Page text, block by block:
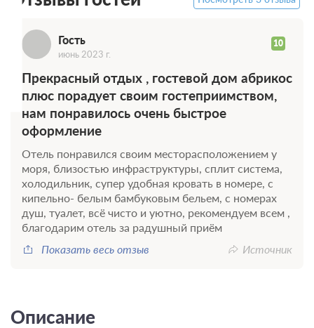
Гость 10
июнь 2023 г.
Прекрасный отдых , гостевой дом абрикос
плюс порадует своим гостеприимством,
нам понравилось очень быстрое
оформление
Отель понравился своим месторасположением у
моря, близостью инфраструктуры, сплит система,
холодильник, супер удобная кровать в номере, с
кипельно- белым бамбуковым бельем, с номерах
душ, туалет, всё чисто и уютно, рекомендуем всем ,
благодарим отель за радушный приём
Показать весь отзыв
Источник
Описание